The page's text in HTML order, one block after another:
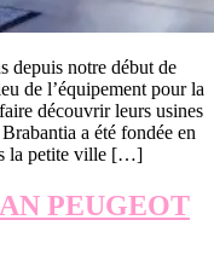
depuis notre début de
de l’équipement pour la
découvrir leurs usines
a été fondée en
la petite ville […]
PEUGEOT